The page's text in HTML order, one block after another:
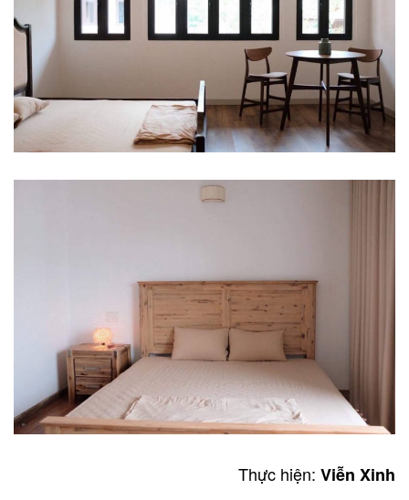
Thực hiện: Viễn Xinh